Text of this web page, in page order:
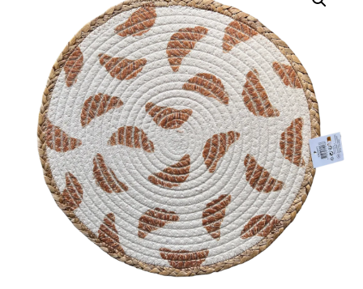
SHOP DE SET
SALE
INSPIRATIE
OVER MIJ
CONTACT